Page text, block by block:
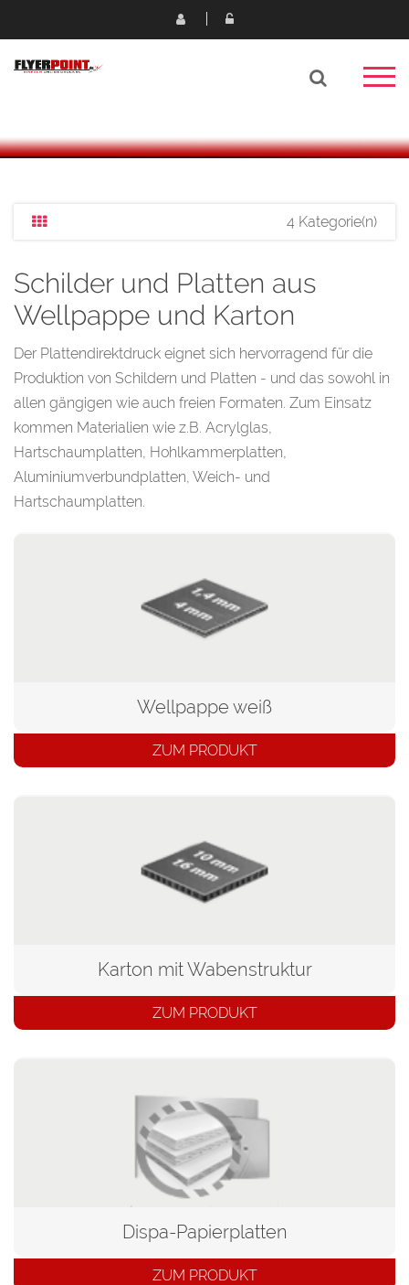
4 Kategorie(n)
Schilder und Platten aus
Wellpappe und Karton
Der Plattendirektdruck eignet sich hervorragend für die
Produktion von Schildern und Platten - und das sowohl in
allen gängigen wie auch freien Formaten. Zum Einsatz
kommen Materialien wie z.B. Acrylglas,
Hartschaumplatten, Hohlkammerplatten,
Aluminiumverbundplatten, Weich- und
Hartschaumplatten.
Wellpappe weiß
ZUM PRODUKT
Karton mit Wabenstruktur
ZUM PRODUKT
Dispa-Papierplatten
ZUM PRODUKT